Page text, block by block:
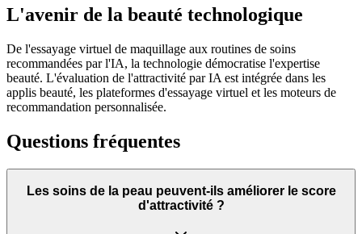
L'avenir de la beauté technologique
De l'essayage virtuel de maquillage aux routines de soins
recommandées par l'IA, la technologie démocratise l'expertise
beauté. L'évaluation de l'attractivité par IA est intégrée dans les
applis beauté, les plateformes d'essayage virtuel et les moteurs de
recommandation personnalisée.
Questions fréquentes
Les soins de la peau peuvent-ils améliorer le score
d'attractivité ?